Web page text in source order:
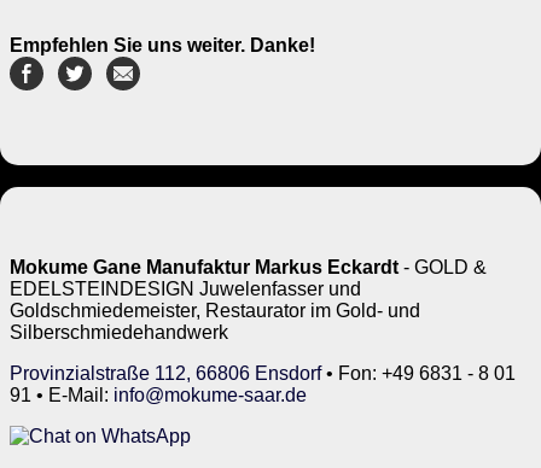
Empfehlen Sie uns weiter. Danke!
Mokume Gane Manufaktur Markus Eckardt - GOLD &
EDELSTEINDESIGN Juwelenfasser und
Goldschmiedemeister, Restaurator im Gold- und
Silberschmiedehandwerk
Provinzialstraße 112, 66806 Ensdorf• Fon: +49 6831 - 8 01
91 • E-Mail: info@mokume-saar.de